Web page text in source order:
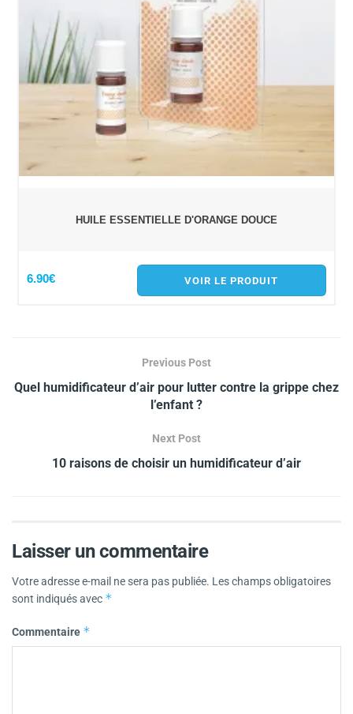
HUILE ESSENTIELLE D'ORANGE DOUCE
6.90€ VOIR LE PRODUIT
Previous Post
Quel humidificateur d’air pour lutter contre la grippe chez
l’enfant ?
Next Post
10 raisons de choisir un humidificateur d’air
Laisser un commentaire
Votre adresse e-mail ne sera pas publiée. Les champs obligatoires
sont indiqués avec *
Commentaire *